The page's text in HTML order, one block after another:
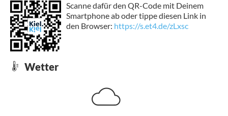
Scanne dafür den QR-Code mit Deinem
Smartphone ab oder tippe diesen Link in
den Browser: https://s.et4.de/zLxsc
Wetter